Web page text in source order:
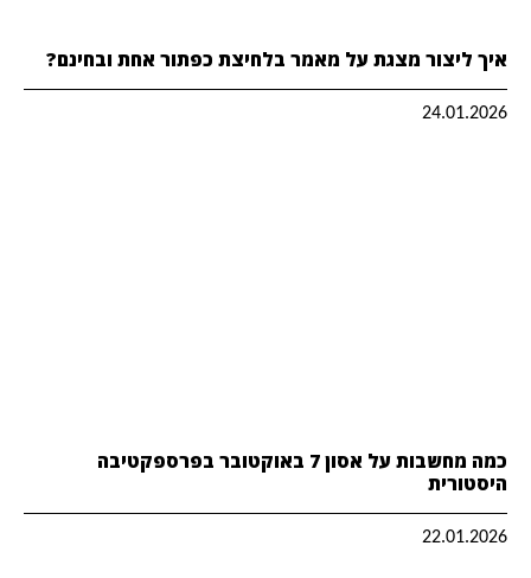
איך ליצור מצגת על מאמר בלחיצת כפתור אחת ובחינם?
24.01.2026
כמה מחשבות על אסון 7 באוקטובר בפרספקטיבה
היסטורית
22.01.2026